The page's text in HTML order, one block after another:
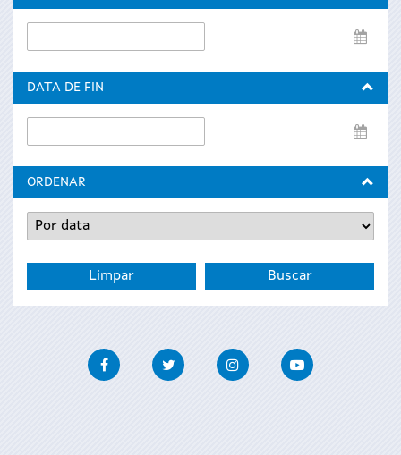
de
DATA DE FIN
de
ORDENAR
FacebookTwitter InstagramYoutube